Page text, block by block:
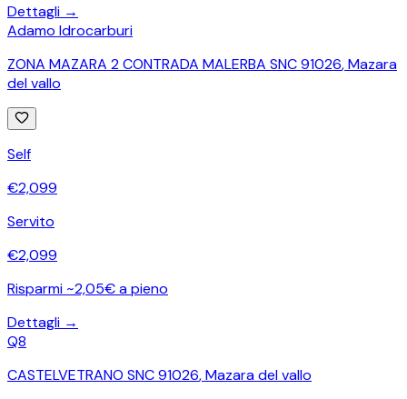
Dettagli →
Adamo Idrocarburi
ZONA MAZARA 2 CONTRADA MALERBA SNC 91026,Mazara
del vallo
Self
€2,099
Servito
€2,099
Risparmi ~2,05€ a pieno
Dettagli →
Q8
CASTELVETRANO SNC 91026,Mazara del vallo